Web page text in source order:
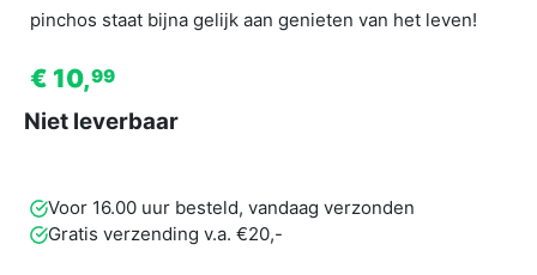
pinchos staat bijna gelijk aan genieten van het leven!
€ 10,99
Niet leverbaar
Voor 16.00 uur besteld, vandaag verzonden
Gratis verzending v.a. €20,-